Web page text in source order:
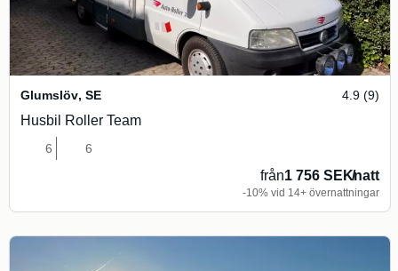
Glumslöv, SE 4.9 (9)
Husbil Roller Team
6 6
från1 756 SEK/natt
-10% vid 14+ övernattningar